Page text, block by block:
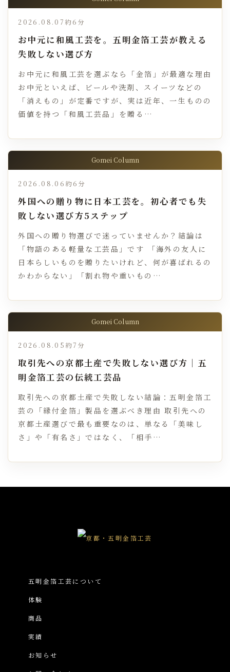
2026.08.07 約6分
お中元に和風工芸を。五明金箔工芸が教える
失敗しない選び方
お中元に和風工芸を選ぶなら「金箔」が最適な理由
お中元といえば、ビールや洗剤、スイーツなどの
「消えもの」が定番ですが、実は近年、一生ものの
価値を持つ「和風工芸品」を贈る…
Gomei Column
2026.08.06 約6分
外国への贈り物に日本工芸を。初心者でも失
敗しない選び方5ステップ
外国への贈り物選びで迷っていませんか？結論は
「物語のある軽量な工芸品」です 「海外の友人に
日本らしいものを贈りたいけれど、何が喜ばれるの
かわからない」「割れ物や重いもの…
Gomei Column
2026.08.05 約7分
取引先への京都土産で失敗しない選び方｜五
明金箔工芸の伝統工芸品
取引先への京都土産で失敗しない結論：五明金箔工
芸の「縁付金箔」製品を選ぶべき理由 取引先への
京都土産選びで最も重要なのは、単なる「美味し
さ」や「有名さ」ではなく、「相手…
五明金箔工芸について
体験
商品
実績
お知らせ